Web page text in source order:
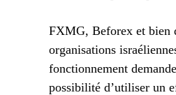
FXMG, Beforex et bien
organisations
fonctionnement
possibilité d’utiliser un